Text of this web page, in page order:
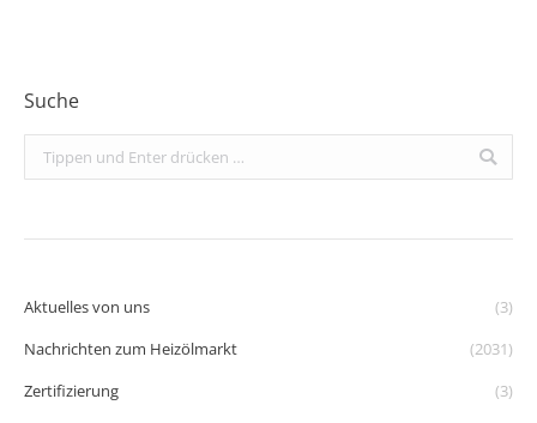
Suche
Search:
Aktuelles von uns
(3)
Nachrichten zum Heizölmarkt
(2031)
Zertifizierung
(3)